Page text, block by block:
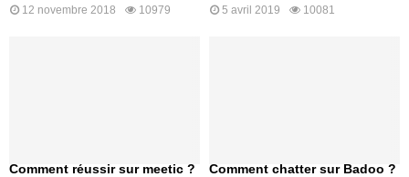
12 novembre 2018 10979 5 avril 2019 10081
Comment réussir sur meetic ? Comment chatter sur Badoo ?